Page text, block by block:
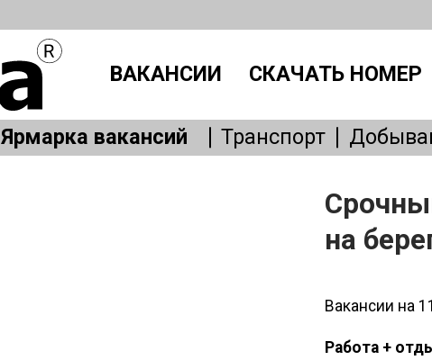
ВАКАНСИИ СКАЧАТЬ НОМЕР
Ярмарка вакансий Транспорт
Производство
IT,
Административный
Бытовые услуги
на
Вакансии на
Работа +